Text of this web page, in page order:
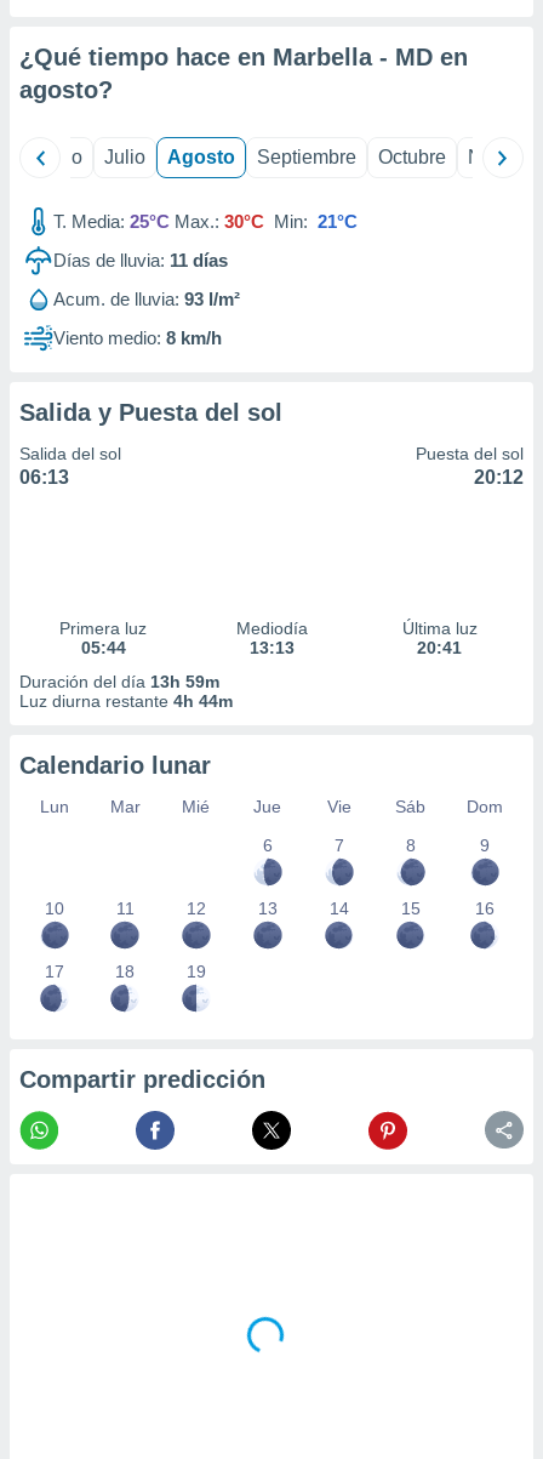
e
mediante
publicidad
publicidad
de
1199
¿Qué tiempo hace en Marbella - MD en
agosto?
Junio Julio Agosto Septiembre Octubre
T. Media: 25°C Max.: 30°C Min: 21°C
Días de lluvia: 11 días
Acum. de lluvia: 93 l/m²
Viento medio: 8 km/h
Salida y Puesta del sol
Salida del sol
06:13
Puesta del sol
20:12
Primera luz
05:44
Mediodía
13:13
Última luz
20:41
Duración del día 13h 59m
Luz diurna restante 4h 44m
Calendario lunar
Lun Mar Mié Jue Vie Sáb
Dom
6
7 8 9
10 11 12 13 14 15 16
17 18 19
Compartir predicción